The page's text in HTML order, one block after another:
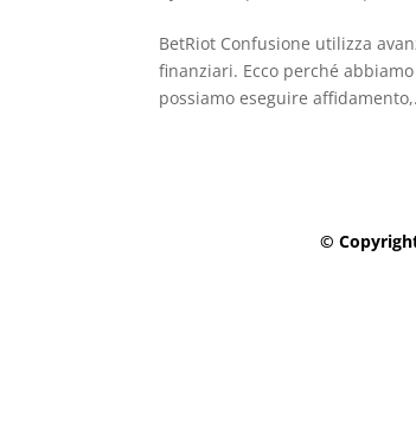
BetRiot Confusione utilizza
finanziari. Ecco perché
possiamo eseguire
©